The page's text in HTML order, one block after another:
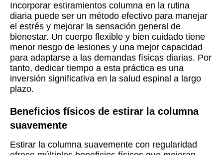
Incorporar estiramientos columna en la rutina
diaria puede ser un método efectivo para manejar
el estrés y mejorar la sensación general de
bienestar. Un cuerpo flexible y bien cuidado tiene
menor riesgo de lesiones y una mejor capacidad
para adaptarse a las demandas físicas diarias. Por
tanto, dedicar tiempo a esta práctica es una
inversión significativa en la salud espinal a largo
plazo.
Beneficios físicos de estirar la columna
suavemente
Estirar la columna suavemente con regularidad